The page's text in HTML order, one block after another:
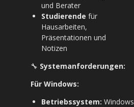
und Berater
Studierende für
Hausarbeiten,
Präsentationen und
Notizen
🔧 Systemanforderungen:
Für Windows:
Betriebssystem: Windows